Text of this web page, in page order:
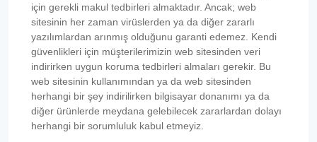
için gerekli makul tedbirleri almaktadır. Ancak; web
sitesinin her zaman virüslerden ya da diğer zararlı
yazılımlardan arınmış olduğunu garanti edemez. Kendi
güvenlikleri için müşterilerimizin web sitesinden veri
indirirken uygun koruma tedbirleri almaları gerekir. Bu
web sitesinin kullanımından ya da web sitesinden
herhangi bir şey indirilirken bilgisayar donanımı ya da
diğer ürünlerde meydana gelebilecek zararlardan dolayı
herhangi bir sorumluluk kabul etmeyiz.